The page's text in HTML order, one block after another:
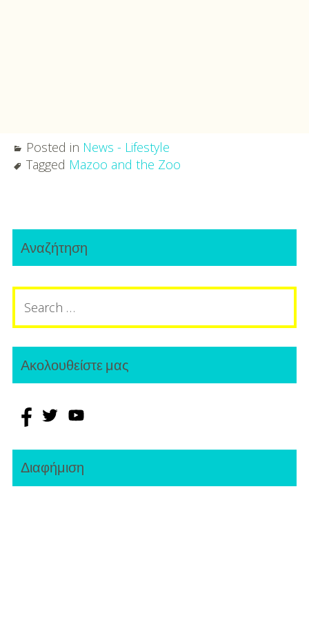
Posted in News - Lifestyle
Tagged Mazoo and the Zoo
navigation
Primary
Sidebar
Αναζήτηση
Search
for:
Ακολουθείστε μας
Διαφήμιση